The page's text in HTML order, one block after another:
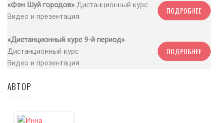
«Фэн Шуй городов» Дистанционный курс
Видео и презентация
ПОДРОБНЕЕ
«Дистанционный курс 9-й период»
Дистанционный курс
Видео и презентация
ПОДРОБНЕЕ
АВТОР